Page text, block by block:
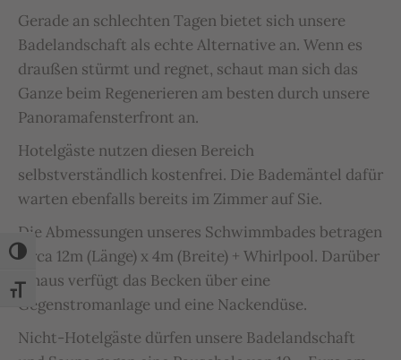
Umschalten auf hohe Kontraste
Schrift vergrößern
Gerade an schlechten Tagen bietet sich unsere
Badelandschaft als echte Alternative an. Wenn es
draußen stürmt und regnet, schaut man sich das
Ganze beim Regenerieren am besten durch unsere
Panoramafensterfront an.
Hotelgäste nutzen diesen Bereich
selbstverständlich kostenfrei. Die Bademäntel dafür
warten ebenfalls bereits im Zimmer auf Sie.
Die Abmessungen unseres Schwimmbades betragen
circa 12m (Länge) x 4m (Breite) + Whirlpool. Darüber
hinaus verfügt das Becken über eine
Gegenstromanlage und eine Nackendüse.
Nicht-Hotelgäste dürfen unsere Badelandschaft